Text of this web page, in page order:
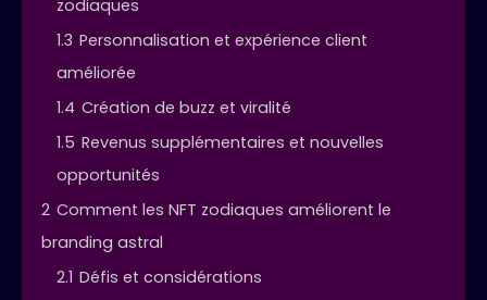
zodiaques
1.3 Personnalisation et expérience client
améliorée
1.4 Création de buzz et viralité
1.5 Revenus supplémentaires et nouvelles
opportunités
2 Comment les NFT zodiaques améliorent le
branding astral
2.1 Défis et considérations